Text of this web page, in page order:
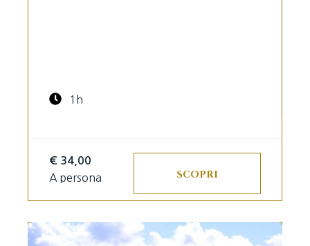
1h
€ 34,00
A persona SCOPRI